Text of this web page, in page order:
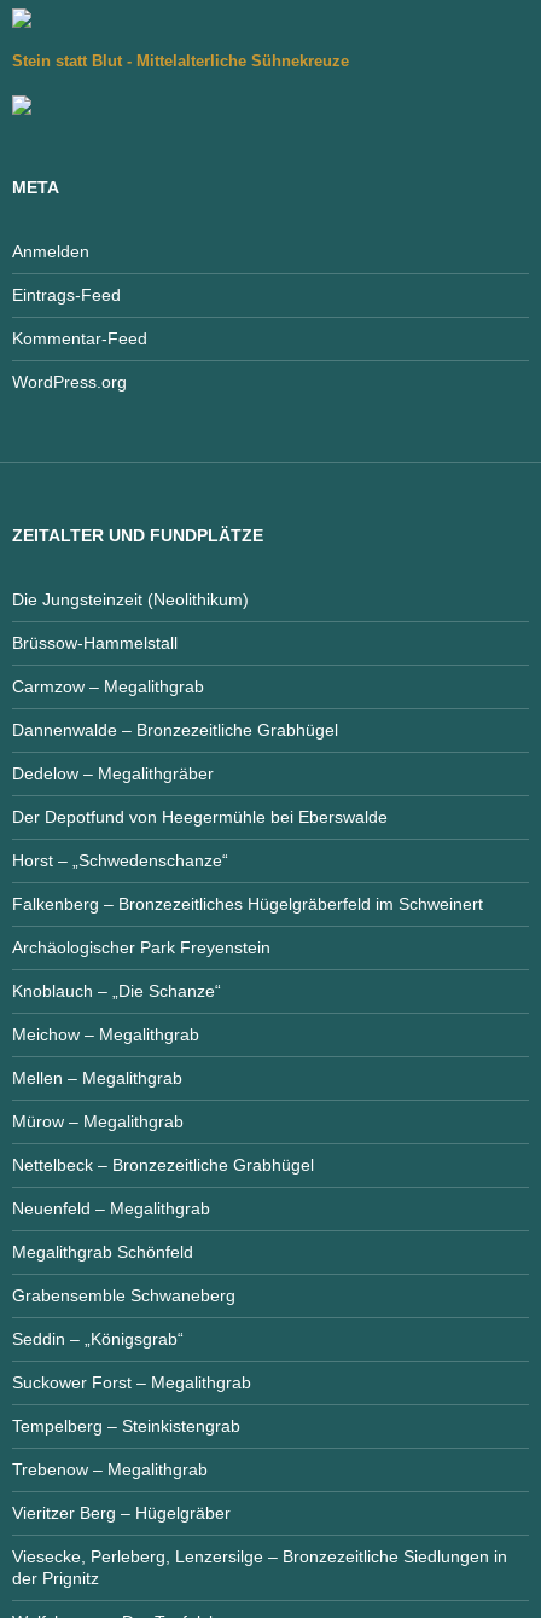
Stein statt Blut - Mittelalterliche Sühnekreuze
META
Anmelden
Eintrags-Feed
Kommentar-Feed
WordPress.org
ZEITALTER UND FUNDPLÄTZE
Die Jungsteinzeit (Neolithikum)
Brüssow-Hammelstall
Carmzow – Megalithgrab
Dannenwalde – Bronzezeitliche Grabhügel
Dedelow – Megalithgräber
Der Depotfund von Heegermühle bei Eberswalde
Horst – „Schwedenschanze“
Falkenberg – Bronzezeitliches Hügelgräberfeld im Schweinert
Archäologischer Park Freyenstein
Knoblauch – „Die Schanze“
Meichow – Megalithgrab
Mellen – Megalithgrab
Mürow – Megalithgrab
Nettelbeck – Bronzezeitliche Grabhügel
Neuenfeld – Megalithgrab
Megalithgrab Schönfeld
Grabensemble Schwaneberg
Seddin – „Königsgrab“
Suckower Forst – Megalithgrab
Tempelberg – Steinkistengrab
Trebenow – Megalithgrab
Vieritzer Berg – Hügelgräber
Viesecke, Perleberg, Lenzersilge – Bronzezeitliche Siedlungen in
der Prignitz